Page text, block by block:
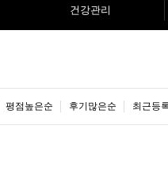
건강관리
평점높은순 후기많은순 최근등